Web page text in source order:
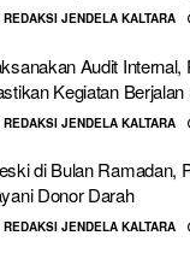
REDAKSI JENDELA KALTARA
Audit Internal,
Kegiatan
REDAKSI JENDELA KALTARA
di Bulan Ramadan,
Donor Darah
REDAKSI JENDELA KALTARA